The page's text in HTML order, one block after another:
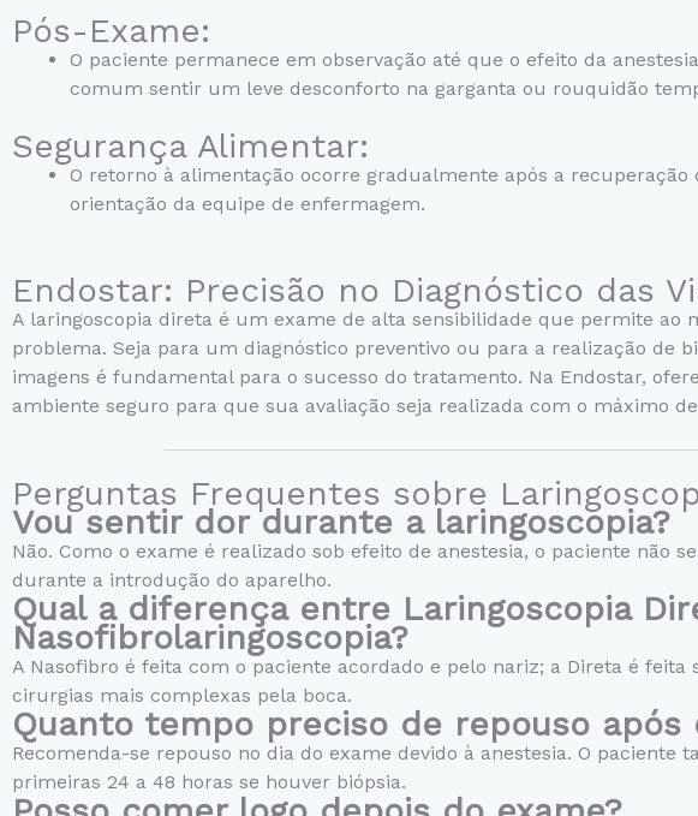
Pós-Exame:
O paciente permanece em observação até que o efeito da
comum sentir um leve desconforto na garganta ou rouquidão
Segurança Alimentar:
O retorno à alimentação ocorre gradualmente após a recuperação
orientação da equipe de enfermagem.
Endostar: Precisão no Diagnóstico das
A laringoscopia direta é um exame de alta sensibilidade que permite ao
problema. Seja para um diagnóstico preventivo ou para a realização de
imagens é fundamental para o sucesso do tratamento. Na Endostar,
ambiente seguro para que sua avaliação seja realizada com o máximo
Perguntas Frequentes sobre
Vou sentir dor durante a laringoscopia?
Não. Como o exame é realizado sob efeito de anestesia, o paciente não
durante a introdução do aparelho.
Qual a diferença entre Laringoscopia
Nasofibrolaringoscopia?
A Nasofibro é feita com o paciente acordado e pelo nariz; a Direta é feita
cirurgias mais complexas pela boca.
Quanto tempo preciso de repouso após
Recomenda-se repouso no dia do exame devido à anestesia. O paciente
primeiras 24 a 48 horas se houver biópsia.